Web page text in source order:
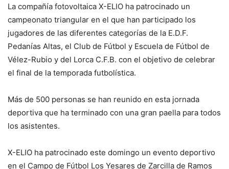
La compañía fotovoltaica X-ELIO ha patrocinado un
campeonato triangular en el que han participado los
jugadores de las diferentes categorías de la E.D.F.
Pedanías Altas, el Club de Fútbol y Escuela de Fútbol de
Vélez-Rubio y del Lorca C.F.B. con el objetivo de celebrar
el final de la temporada futbolística.
Más de 500 personas se han reunido en esta jornada
deportiva que ha terminado con una gran paella para todos
los asistentes.
X-ELIO ha patrocinado este domingo un evento deportivo
en el Campo de Fútbol Los Yesares de Zarcilla de Ramos